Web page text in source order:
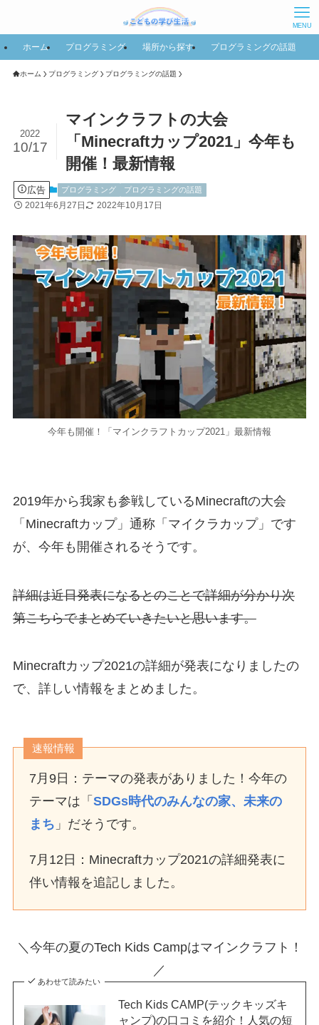
MENU
ホーム プログラミング 場所から探す プログラミングの話題
ホーム プログラミング プログラミングの話題
マインクラフトの大会
「Minecraftカップ2021」今年も
開催！最新情報
2022
10/17
広告 プログラミング プログラミングの話題
2021年6月27日 2022年10月17日
今年も開催！「マインクラフトカップ2021」最新情報
2019年から我家も参戦しているMinecraftの大会
「Minecraftカップ」通称「マイクラカップ」です
が、今年も開催されるそうです。
詳細は近日発表になるとのことで詳細が分かり次
第こちらでまとめていきたいと思います。
Minecraftカップ2021の詳細が発表になりましたの
で、詳しい情報をまとめました。
速報情報
7月9日：テーマの発表がありました！今年の
テーマは「SDGs時代のみんなの家、未来の
まち 」だそうです。
7月12日：Minecraftカップ2021の詳細発表に
伴い情報を追記しました。
＼今年の夏のTech Kids Campはマインクラフト！
／
あわせて読みたい
Tech Kids CAMP(テックキッズキ
ャンプ)の口コミを紹介！人気の短